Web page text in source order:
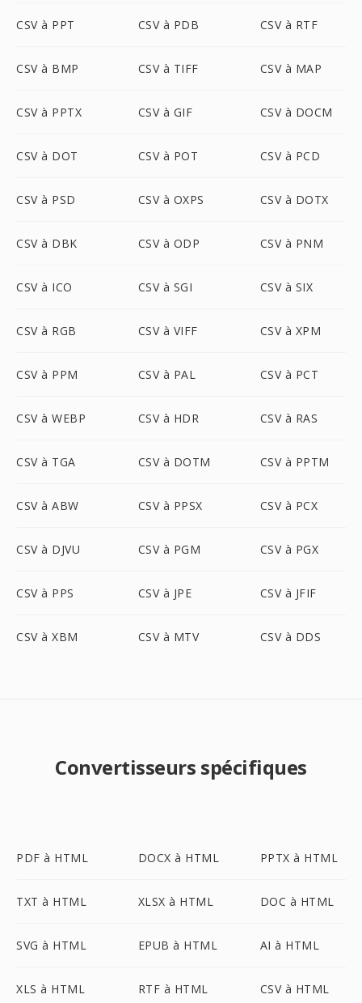
CSV à PPT CSV à PDB CSV à RTF
CSV à BMP CSV à TIFF CSV à MAP
CSV à PPTX CSV à GIF CSV à DOCM
CSV à DOT CSV à POT CSV à PCD
CSV à PSD CSV à OXPS CSV à DOTX
CSV à DBK CSV à ODP CSV à PNM
CSV à ICO CSV à SGI CSV à SIX
CSV à RGB CSV à VIFF CSV à XPM
CSV à PPM CSV à PAL CSV à PCT
CSV à WEBP CSV à HDR CSV à RAS
CSV à TGA CSV à DOTM CSV à PPTM
CSV à ABW CSV à PPSX CSV à PCX
CSV à DJVU CSV à PGM CSV à PGX
CSV à PPS CSV à JPE CSV à JFIF
CSV à XBM CSV à MTV CSV à DDS
Convertisseurs spécifiques
PDF à HTML DOCX à HTML PPTX à HTML
TXT à HTML XLSX à HTML DOC à HTML
SVG à HTML EPUB à HTML AI à HTML
XLS à HTML RTF à HTML CSV à HTML